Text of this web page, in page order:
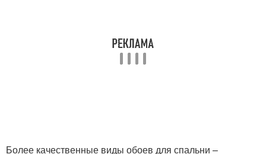
Более качественные виды обоев для спальни –